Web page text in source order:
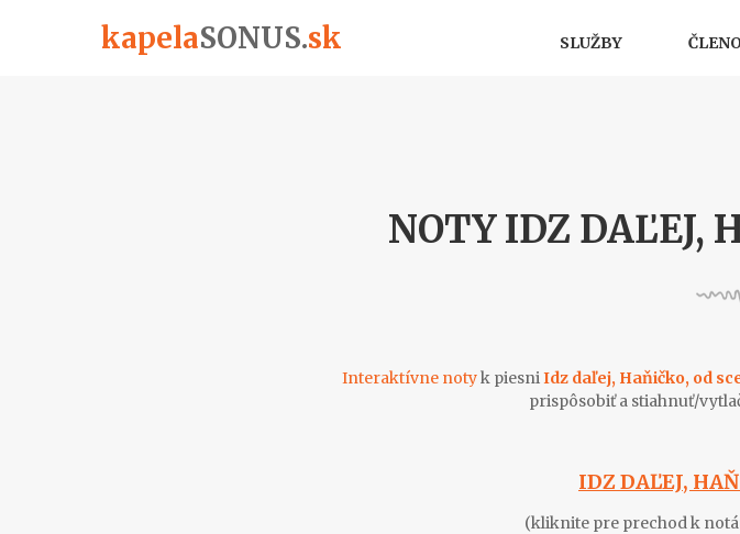
kapelaSONUS.sk SLUŽBY
NOTY IDZ DAĽEJ,
Interaktívne notyk piesniIdz daľej, Haňičko, od
prispôsobiť a stiahnuť/
IDZ DAĽEJ,
(kliknite pre prechod k